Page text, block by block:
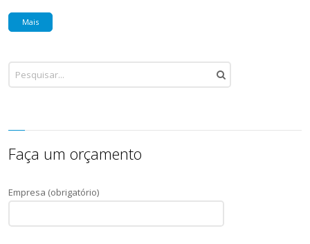
Mais
Faça um orçamento
Empresa (obrigatório)